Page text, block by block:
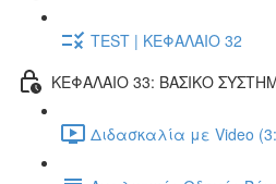
TEST | ΚΕΦΑΛΑΙΟ 32
ΚΕΦΑΛΑΙΟ 33: ΒΑΣΙΚΟ
Διδασκαλία με Video